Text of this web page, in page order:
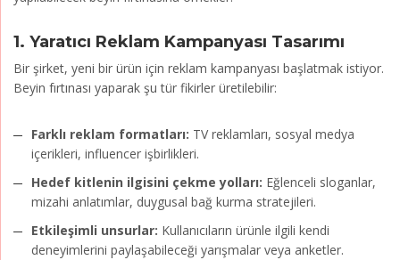
1. Yaratıcı Reklam Kampanyası Tasarımı
Bir şirket, yeni bir ürün için reklam kampanyası başlatmak istiyor.
Beyin fırtınası yaparak şu tür fikirler üretilebilir:
Farklı reklam formatları: TV reklamları, sosyal medya
içerikleri, influencer işbirlikleri.
Hedef kitlenin ilgisini çekme yolları: Eğlenceli sloganlar,
mizahi anlatımlar, duygusal bağ kurma stratejileri.
Etkileşimli unsurlar: Kullanıcıların ürünle ilgili kendi
deneyimlerini paylaşabileceği yarışmalar veya anketler.